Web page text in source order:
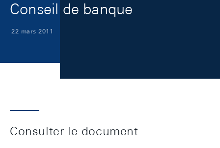
Conseil de banque
22 mars 2011
Consulter le document